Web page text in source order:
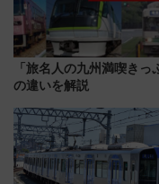
「旅名人の九州満喫き
の違いを解説